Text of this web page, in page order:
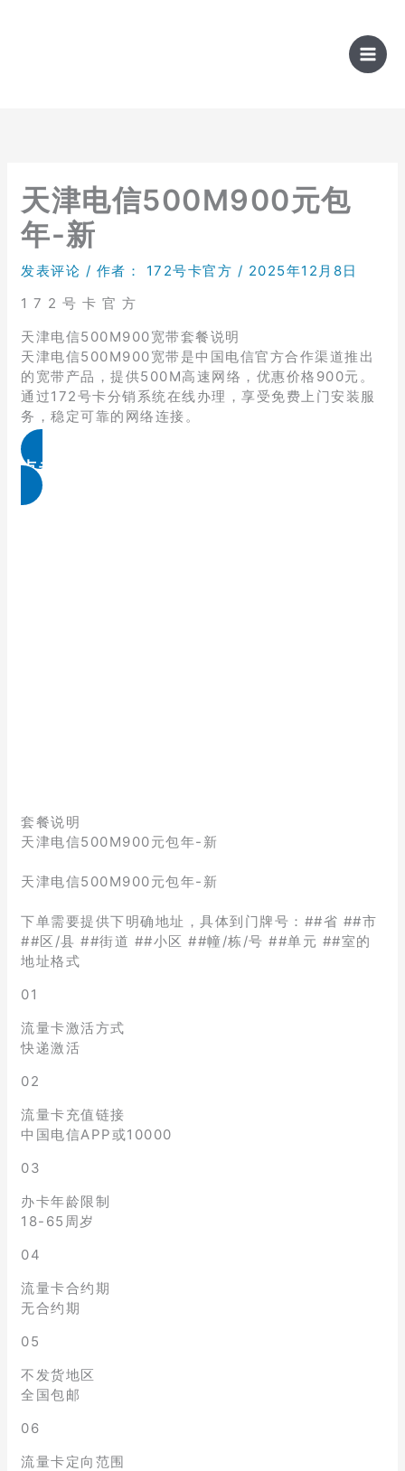
天津电信500M900元包
年-新
发表评论 / 作者： 172号卡官方 / 2025年12月8日
1 7 2 号 卡 官 方
天津电信500M900宽带套餐说明
天津电信500M900宽带是中国电信官方合作渠道推出
的宽带产品，提供500M高速网络，优惠价格900元。
通过172号卡分销系统在线办理，享受免费上门安装服
务，稳定可靠的网络连接。
点击免费领取
套餐说明
天津电信500M900元包年-新
天津电信500M900元包年-新
下单需要提供下明确地址，具体到门牌号：##省 ##市
##区/县 ##街道 ##小区 ##幢/栋/号 ##单元 ##室的
地址格式
01
流量卡激活方式
快递激活
02
流量卡充值链接
中国电信APP或10000
03
办卡年龄限制
18-65周岁
04
流量卡合约期
无合约期
05
不发货地区
全国包邮
06
流量卡定向范围